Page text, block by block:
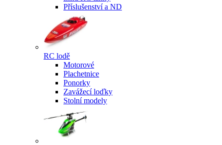
Příslušenství a ND
RC lodě
Motorové
Plachetnice
Ponorky
Zavážecí loďky
Stolní modely